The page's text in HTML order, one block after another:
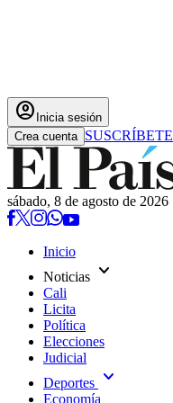
account_circle Inicia sesión
Crea cuenta SUSCRÍBETE
sábado, 8 de agosto de 2026
Inicio
Noticias expand_more
Cali
Licita
Política
Elecciones
Judicial
Deportes expand_more
Economía